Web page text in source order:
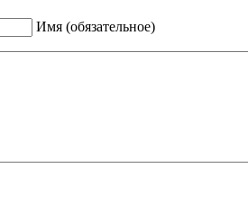
Имя (обязательное)